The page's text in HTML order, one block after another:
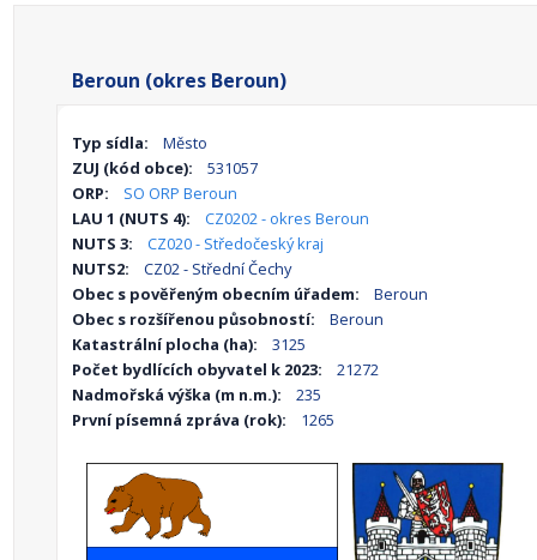
Beroun (okres Beroun)
Typ sídla:
Město
ZUJ (kód obce):
531057
ORP:
SO ORP Beroun
LAU 1 (NUTS 4):
CZ0202 - okres Beroun
NUTS 3:
CZ020 - Středočeský kraj
NUTS2:
CZ02 - Střední Čechy
Obec s pověřeným obecním úřadem:
Beroun
Obec s rozšířenou působností:
Beroun
Katastrální plocha (ha):
3125
Počet bydlících obyvatel k 2023:
21272
Nadmořská výška (m n.m.):
235
První písemná zpráva (rok):
1265